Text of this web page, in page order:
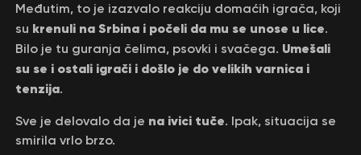
Međutim, to je izazvalo reakciju domaćih igrača, koji
su krenuli na Srbina i počeli da mu se unose u lice.
Bilo je tu guranja čelima, psovki i svačega. Umešali
su se i ostali igrači i došlo je do velikih varnica i
tenzija.
Sve je delovalo da je na ivici tuče. Ipak, situacija se
smirila vrlo brzo.